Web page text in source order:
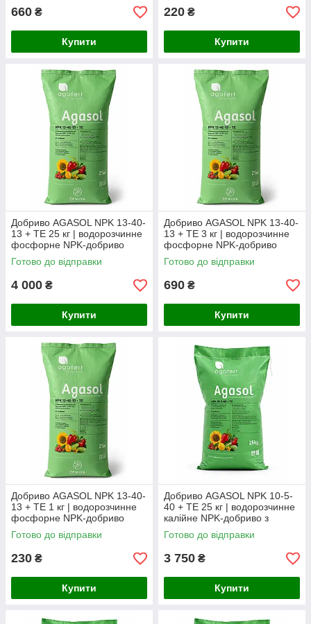
660 ₴
Купити
220 ₴
Купити
Добриво AGASOL NPK 13-40-
13 + TE 25 кг | водорозчинне
фосфорне NPK-добриво
Готово до відправки
4 000 ₴
Купити
Добриво AGASOL NPK 13-40-
13 + TE 3 кг | водорозчинне
фосфорне NPK-добриво
(фасоване з мішка)
Готово до відправки
690 ₴
Купити
Добриво AGASOL NPK 13-40-
13 + TE 1 кг | водорозчинне
фосфорне NPK-добриво
Готово до відправки
230 ₴
Купити
Добриво AGASOL NPK 10-5-
40 + TE 25 кг | водорозчинне
калійне NPK-добриво з
мікроелементами, Італія
(заводський мішок)
Готово до відправки
3 750 ₴
Купити